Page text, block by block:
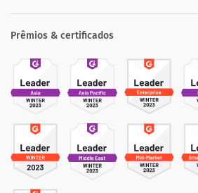
Prêmios & certificados